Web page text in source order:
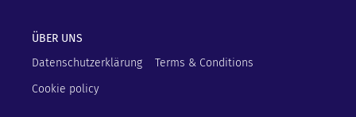
ÜBER UNS
Datenschutzerklärung
Terms & Conditions
Cookie policy